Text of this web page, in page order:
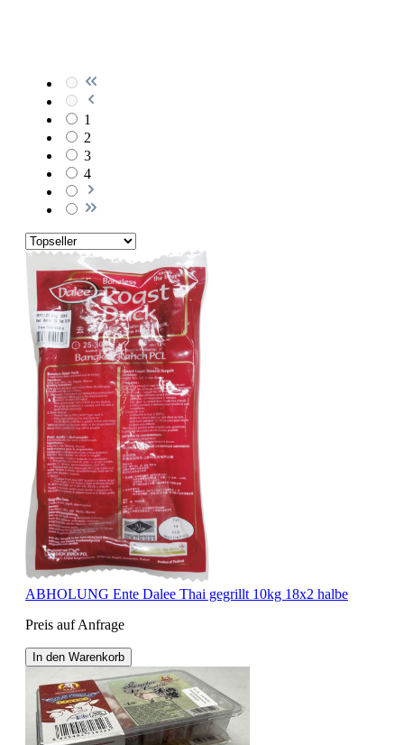
1
2
3
4
ABHOLUNG Ente Dalee Thai gegrillt 10kg 18x2 halbe
Preis auf Anfrage
In den Warenkorb